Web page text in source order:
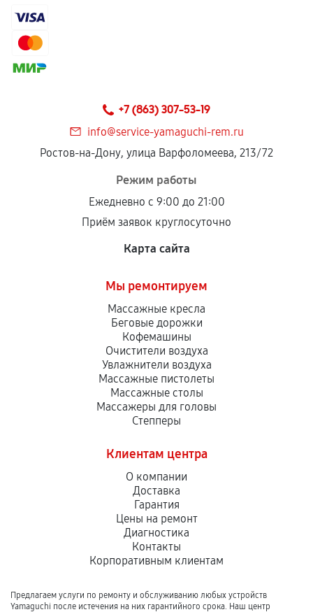
сохраняться полностью или частично, если
соблюдены следующие условия:
Установка была выполнена нашим сервисным
центром.
При этом гарантия на сами комплектующие
продавца. За качество сторонних деталей
сервисный центр ответственности не несет.
+7 (863) 307-53-19
info@service-yamaguchi-rem.ru
Ростов-на-Дону, улица Варфоломеева, 213/72
Режим работы
Ежедневно с 9:00 до 21:00
Приём заявок круглосуточно
Карта сайта
Мы ремонтируем
Массажные кресла
Беговые дорожки
Кофемашины
Очистители воздуха
Увлажнители воздуха
Массажные пистолеты
Массажные столы
Массажеры для головы
Степперы
Клиентам центра
О компании
Доставка
Гарантия
Цены на ремонт
Диагностика
Контакты
Корпоративным клиентам
Предлагаем услуги по ремонту и обслуживанию любых устройств
Yamaguchi после истечения на них гарантийного срока. Наш центр